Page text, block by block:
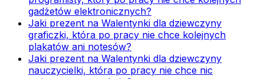
gadżetów elektronicznych?
Jaki prezent na Walentynki dla dziewczyny
graficzki, która po pracy nie chce kolejnych
plakatów ani notesów?
Jaki prezent na Walentynki dla dziewczyny
nauczycielki, która po pracy nie chce nic